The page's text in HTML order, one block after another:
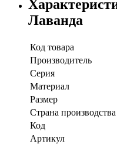
Лаванда
Код товара
Производитель
Серия
Материал
Размер
Страна производства
Код
Артикул